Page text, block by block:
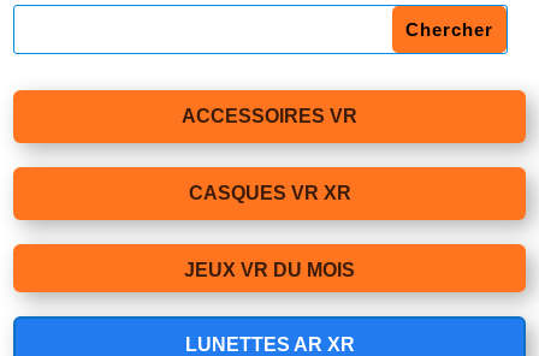
ACCESSOIRES VR
CASQUES VR XR
JEUX VR DU MOIS
LUNETTES AR XR